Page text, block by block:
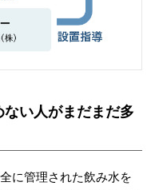
い人がまだまだ多
に管理された飲み水を